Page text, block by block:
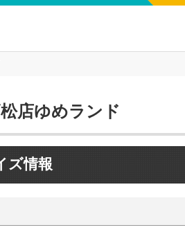
店ゆめランド
ズ情報